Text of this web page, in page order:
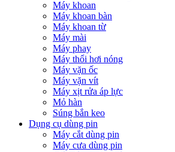
Máy khoan
Máy khoan bàn
Máy khoan từ
Máy mài
Máy phay
Máy thổi hơi nóng
Máy vặn ốc
Máy vặn vít
Máy xịt rửa áp lực
Mỏ hàn
Súng bắn keo
Dụng cụ dùng pin
Máy cắt dùng pin
Máy cưa dùng pin